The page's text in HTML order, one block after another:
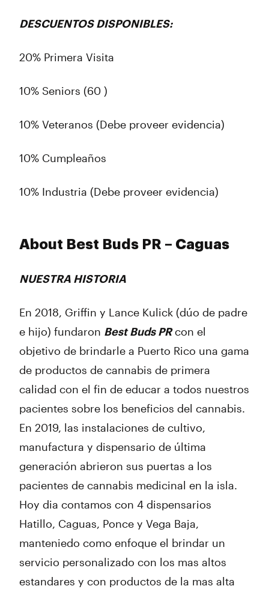
DESCUENTOS DISPONIBLES:
20% Primera Visita
10% Seniors (60 )
10% Veteranos (Debe proveer evidencia)
10% Cumpleaños
10% Industria (Debe proveer evidencia)
About Best Buds PR – Caguas
NUESTRA HISTORIA
En 2018, Griffin y Lance Kulick (dúo de padre
e hijo) fundaron Best Buds PRcon el
objetivo de brindarle a Puerto Rico una gama
de productos de cannabis de primera
calidad con el fin de educar a todos nuestros
pacientes sobre los beneficios del cannabis.
En 2019, las instalaciones de cultivo,
manufactura y dispensario de última
generación abrieron sus puertas a los
pacientes de cannabis medicinal en la isla.
Hoy dia contamos con 4 dispensarios
Hatillo, Caguas, Ponce y Vega Baja,
manteniedo como enfoque el brindar un
servicio personalizado con los mas altos
estandares y con productos de la mas alta